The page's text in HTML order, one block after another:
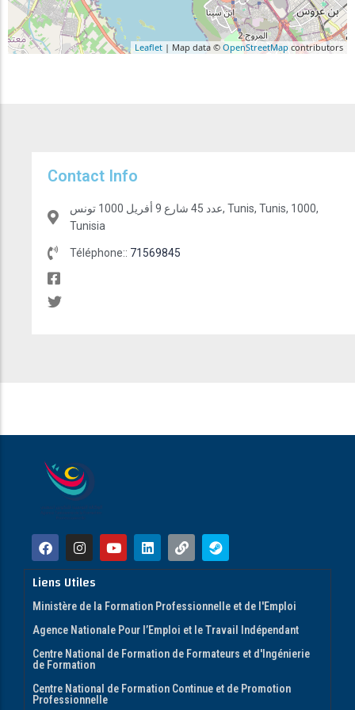
Leaflet | Map data © OpenStreetMap contributors
Contact Info
عدد 45 شارع 9 أفريل 1000 تونس, Tunis, Tunis, 1000,
Tunisia
Téléphone:: 71569845
Liens Utiles
Ministère de la Formation Professionnelle et de l'Emploi
Agence Nationale Pour l’Emploi et le Travail Indépendant
Centre National de Formation de Formateurs et d'Ingénierie
de Formation
Centre National de Formation Continue et de Promotion
Professionnelle